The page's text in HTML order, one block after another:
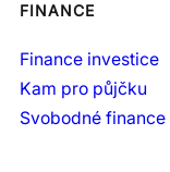
FINANCE
Finance investice
Kam pro půjčku
Svobodné finance